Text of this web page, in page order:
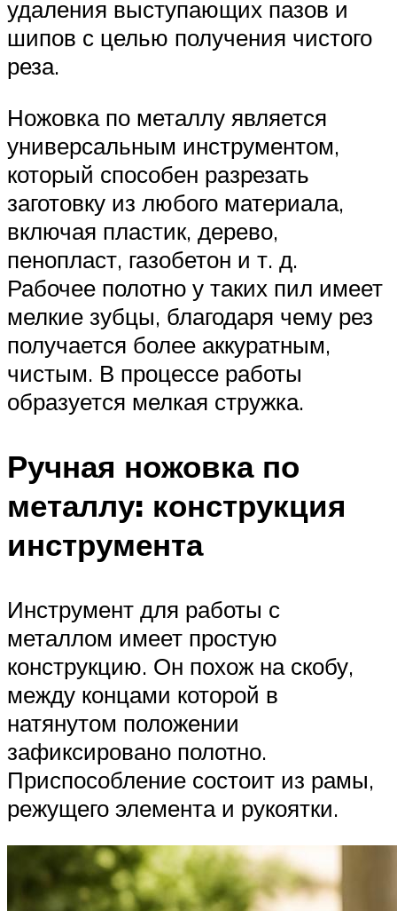
удаления выступающих пазов и
шипов с целью получения чистого
реза.
Ножовка по металлу является
универсальным инструментом,
который способен разрезать
заготовку из любого материала,
включая пластик, дерево,
пенопласт, газобетон и т. д.
Рабочее полотно у таких пил имеет
мелкие зубцы, благодаря чему рез
получается более аккуратным,
чистым. В процессе работы
образуется мелкая стружка.
Ручная ножовка по
металлу: конструкция
инструмента
Инструмент для работы с
металлом имеет простую
конструкцию. Он похож на скобу,
между концами которой в
натянутом положении
зафиксировано полотно.
Приспособление состоит из рамы,
режущего элемента и рукоятки.